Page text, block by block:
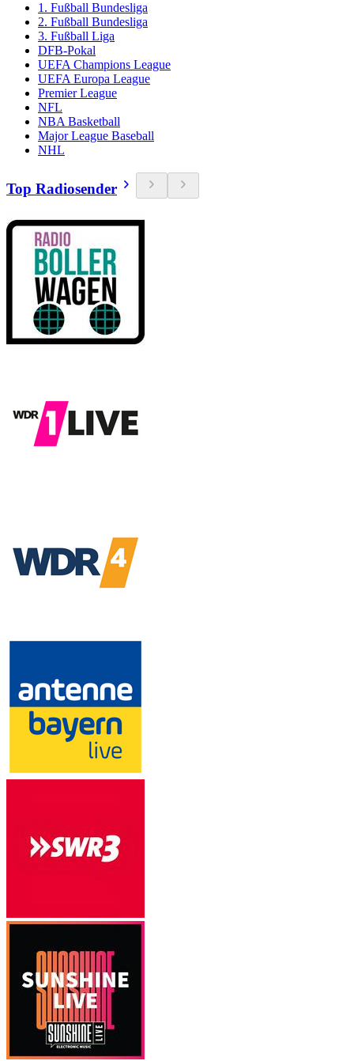
1. Fußball Bundesliga
2. Fußball Bundesliga
3. Fußball Liga
DFB-Pokal
UEFA Champions League
UEFA Europa League
Premier League
NFL
NBA Basketball
Major League Baseball
NHL
Top Radiosender